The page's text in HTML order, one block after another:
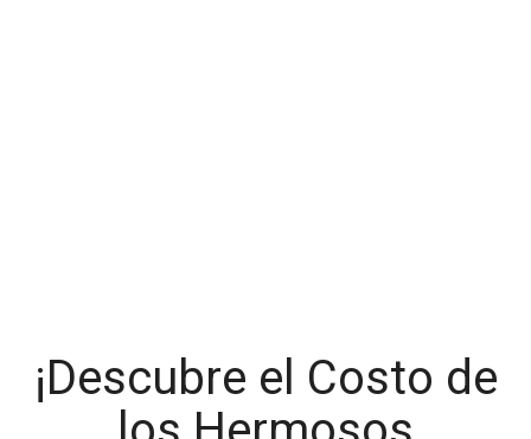
¡Descubre el Costo de